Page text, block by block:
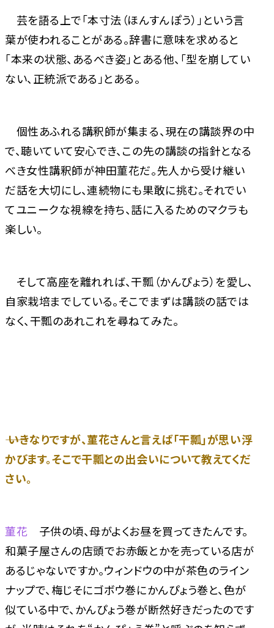
芸を語る上で「本寸法（ほんすんぽう）」という言
葉が使われることがある。辞書に意味を求めると
「本来の状態、あるべき姿」とある他、「型を崩してい
ない、正統派である」とある。
個性あふれる講釈師が集まる、現在の講談界の中
で、聴いていて安心でき、この先の講談の指針となる
べき女性講釈師が神田菫花だ。先人から受け継い
だ話を大切にし、連続物にも果敢に挑む。それでい
てユニークな視線を持ち、話に入るためのマクラも
楽しい。
そして高座を離れれば、干瓢（かんぴょう）を愛し、
自家栽培までしている。そこでまずは講談の話では
なく、干瓢のあれこれを尋ねてみた。
―― いきなりですが、菫花さんと言えば「干瓢」が思い浮
かびます。そこで干瓢との出会いについて教えてくだ
さい。
菫花 子供の頃、母がよくお昼を買ってきたんです。
和菓子屋さんの店頭でお赤飯とかを売っている店が
あるじゃないですか。ウィンドウの中が茶色のライン
ナップで、梅じそにゴボウ巻にかんぴょう巻と、色が
似ている中で、かんぴょう巻が断然好きだったのです